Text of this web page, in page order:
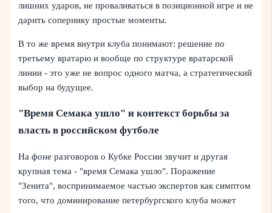
лишних ударов, не проваливаться в позиционной игре и не
дарить сопернику простые моменты.
В то же время внутри клуба понимают: решение по
третьему вратарю и вообще по структуре вратарской
линии - это уже не вопрос одного матча, а стратегический
выбор на будущее.
"Время Семака ушло" и контекст борьбы за
власть в российском футболе
На фоне разговоров о Кубке России звучит и другая
крупная тема - "время Семака ушло". Поражение
"Зенита", воспринимаемое частью экспертов как симптом
того, что доминирование петербургского клуба может